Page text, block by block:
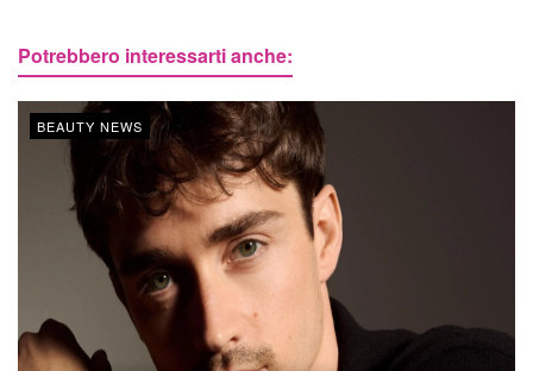
Potrebbero interessarti anche:
BEAUTY NEWS